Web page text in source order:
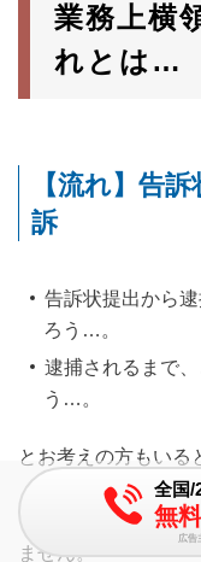
業務上横
れとは…
【流れ】告
訴
告訴状提出から
ろう…。
逮捕されるまで
う…。
とお考えの方もいる
こればかりは、捜
ません。
全国/
無
広告